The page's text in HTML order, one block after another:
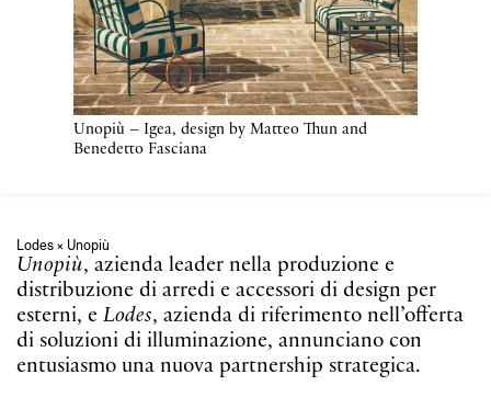
Unopiù – Igea, design by Matteo Thun and
Benedetto Fasciana
Lodes × Unopiù
Unopiù, azienda leader nella produzione e
distribuzione di arredi e accessori di design per
esterni, e Lodes, azienda di riferimento nell’offerta
di soluzioni di illuminazione, annunciano con
entusiasmo una nuova partnership strategica.